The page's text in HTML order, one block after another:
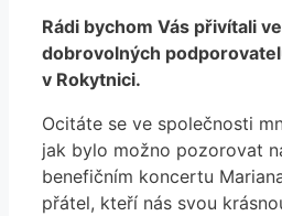
Rádi bychom Vás přivítali
dobrovolných
v Rokytnici.
Ocitáte se ve společnosti
jak bylo možno pozorovat
benefičním koncertu
přátel, kteří nás svou